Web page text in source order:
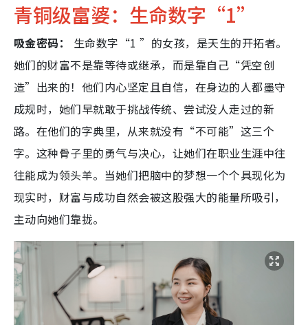
青铜级富婆：生命数字“1”
吸金密码：
生命数字“1 ”的女孩，是天生的开拓者。
她们的财富不是靠等待或继承，而是靠自己“凭空创
造”出来的！他们内心坚定且自信，在身边的人都墨守
成规时，她们早就敢于挑战传统、尝试没人走过的新
路。在他们的字典里，从来就没有“不可能”这三个
字。这种骨子里的勇气与决心，让她们在职业生涯中往
往能成为领头羊。当她们把脑中的梦想一个个具现化为
现实时，财富与成功自然会被这股强大的能量所吸引，
主动向她们靠拢。